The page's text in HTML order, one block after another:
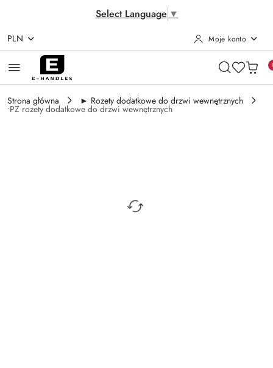
Select Language ▼
Przejdź do treści głównej
Przejdź do wyszukiwarki
Przejdź do moje konto
Przejdź do menu głównego
Przejdź do opisu produktu
Przejdź do stopki
PLN Moje konto
Strona główna ► Rozety dodatkowe do drzwi wewnętrznych
•PZ rozety dodatkowe do drzwi wewnętrznych